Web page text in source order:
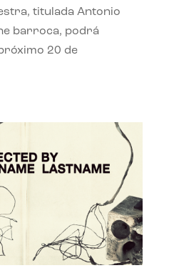
titulada Antonio
barroca, podrá
20 de